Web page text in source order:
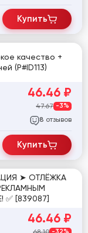
Купить
качество +
(P#ID113)
46.46 ₽
47.67 -3%
8 отзывов
Купить
➤ ОТЛЁЖКА
✅ [839087]
46.46 ₽